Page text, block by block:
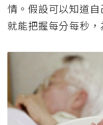
情。假設可以知道
就能把握每分每秒